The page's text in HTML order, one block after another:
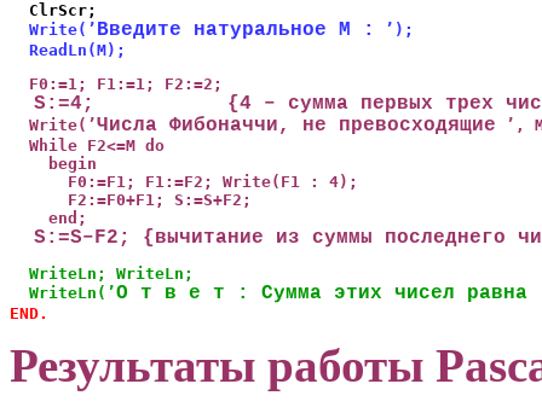
ClrScr;
Write(’ Введите натуральное М :
’);
ReadLn(M);
Write(’Числа Фибоначчи, не превосходящие ’,
While F2<=M do
begin
F0:=F1; F1:=F2; Write(F1 : 4);
F2:=F0+F1; S:=S+F2;
S:=S–F2; {вычитание из суммы последнего
WriteLn; WriteLn;
WriteLn(’О т в е т : Сумма этих чисел равна
END.
Результаты работы